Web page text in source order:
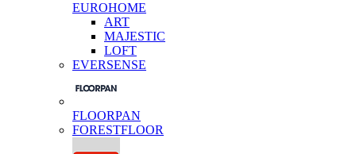
EUROHOME
ART
MAJESTIC
LOFT
EVERSENSE
FLOORPAN
FORESTFLOOR